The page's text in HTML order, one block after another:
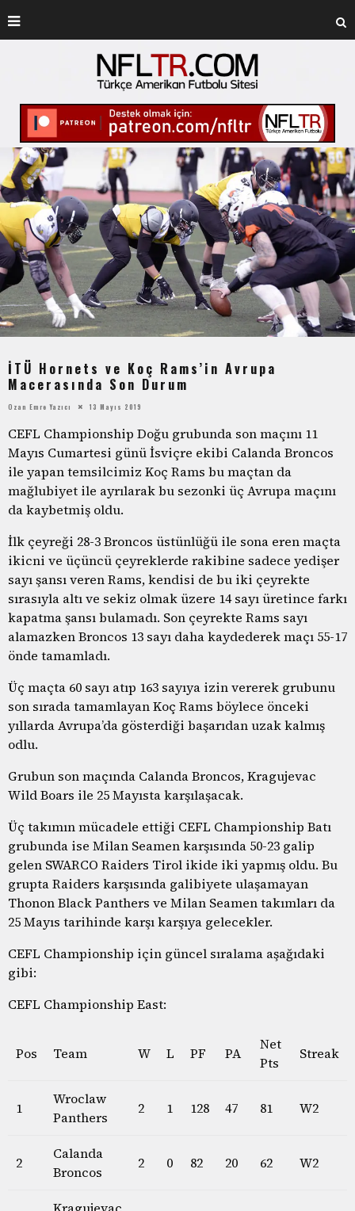
İTÜ Hornets ve Koç Rams’in Avrupa
Macerasında Son Durum
Ozan Emre Yazıcı 13 Mayıs 2019
CEFL Championship Doğu grubunda son maçını 11
Mayıs Cumartesi günü İsviçre ekibi Calanda Broncos
ile yapan temsilcimiz Koç Rams bu maçtan da
mağlubiyet ile ayrılarak bu sezonki üç Avrupa maçını
da kaybetmiş oldu.
İlk çeyreği 28-3 Broncos üstünlüğü ile sona eren maçta
ikicni ve üçüncü çeyreklerde rakibine sadece yedişer
sayı şansı veren Rams, kendisi de bu iki çeyrekte
sırasıyla altı ve sekiz olmak üzere 14 sayı üretince farkı
kapatma şansı bulamadı. Son çeyrekte Rams sayı
alamazken Broncos 13 sayı daha kaydederek maçı 55-17
önde tamamladı.
Üç maçta 60 sayı atıp 163 sayıya izin vererek grubunu
son sırada tamamlayan Koç Rams böylece önceki
yıllarda Avrupa’da gösterdiği başarıdan uzak kalmış
odlu.
Grubun son maçında Calanda Broncos, Kragujevac
Wild Boars ile 25 Mayısta karşılaşacak.
Üç takımın mücadele ettiği CEFL Championship Batı
grubunda ise Milan Seamen karşısında 50-23 galip
gelen SWARCO Raiders Tirol ikide iki yapmış oldu. Bu
grupta Raiders karşısında galibiyete ulaşamayan
Thonon Black Panthers ve Milan Seamen takımları da
25 Mayıs tarihinde karşı karşıya gelecekler.
CEFL Championship için güncel sıralama aşağıdaki
gibi:
CEFL Championship East:
Pos Team W L PF PA
Net
Pts
Streak
1
Wroclaw
Panthers
2 1 128 47 81 W2
2
Calanda
Broncos
2 0 82 20 62 W2